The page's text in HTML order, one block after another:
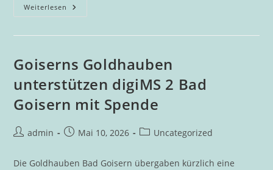
Weiterlesen Schule
Macht
Schauspielgruppe
Goiserns Goldhauben
unterstützen digiMS 2 Bad
Goisern mit Spende
Beitrags-
admin
BeitragMai 10, 2026
Beitrags-
Uncategorized
Die Goldhauben Bad Goisern übergaben kürzlich eine